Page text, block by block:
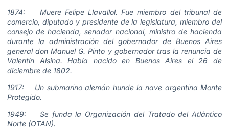
1874: Muere Felipe Llavallol. Fue miembro del tribunal de
comercio, diputado y presidente de la legislatura, miembro del
consejo de hacienda, senador nacional, ministro de hacienda
durante la administración del gobernador de Buenos Aires
general don Manuel G. Pinto y gobernador tras la renuncia de
Valentín Alsina. Había nacido en Buenos Aires el 26 de
diciembre de 1802.
1917: Un submarino alemán hunde la nave argentina Monte
Protegido.
1949: Se funda la Organización del Tratado del Atlántico
Norte (OTAN).